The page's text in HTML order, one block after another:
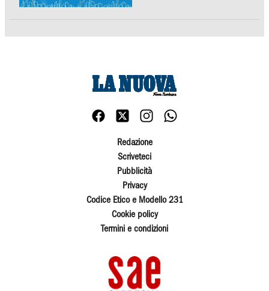
Redazione
Scriveteci
Pubblicità
Privacy
Codice Etico e Modello 231
Cookie policy
Termini e condizioni